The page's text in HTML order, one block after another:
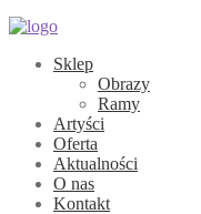
Sklep
Obrazy
Ramy
Artyści
Oferta
Aktualności
O nas
Kontakt